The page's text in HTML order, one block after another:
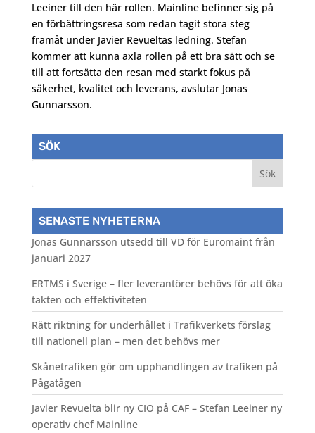
Leeiner till den här rollen. Mainline befinner sig på
en förbättringsresa som redan tagit stora steg
framåt under Javier Revueltas ledning. Stefan
kommer att kunna axla rollen på ett bra sätt och se
till att fortsätta den resan med starkt fokus på
säkerhet, kvalitet och leverans, avslutar Jonas
Gunnarsson.
SÖK
SENASTE NYHETERNA
Jonas Gunnarsson utsedd till VD för Euromaint från
januari 2027
ERTMS i Sverige – fler leverantörer behövs för att öka
takten och effektiviteten
Rätt riktning för underhållet i Trafikverkets förslag
till nationell plan – men det behövs mer
Skånetrafiken gör om upphandlingen av trafiken på
Pågatågen
Javier Revuelta blir ny CIO på CAF – Stefan Leeiner ny
operativ chef Mainline